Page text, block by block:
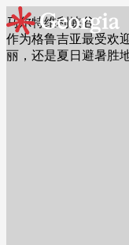
马尔特维利峡谷
作为格鲁吉亚最受欢
丽，还是夏日避暑胜地